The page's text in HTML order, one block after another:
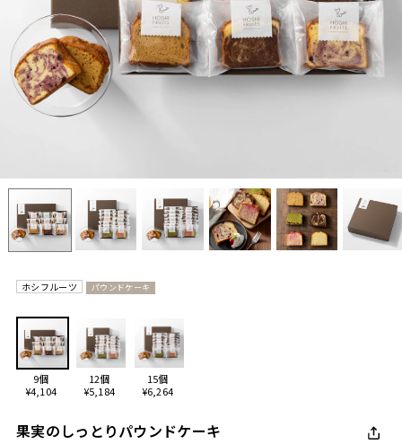
ホシフルーツ パウンドケーキ
9個
¥4,104
12個
¥5,184
15個
¥6,264
果実のしっとりパウンドケーキ